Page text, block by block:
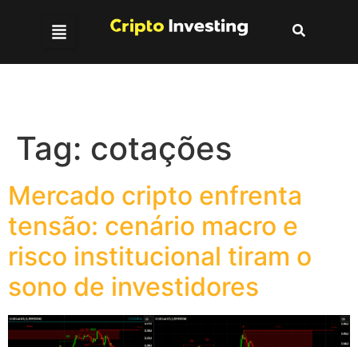
Tag: cotações
Mercado cripto enfrenta
tensão: cenário macro e
risco institucional tiram o
sono de investidores